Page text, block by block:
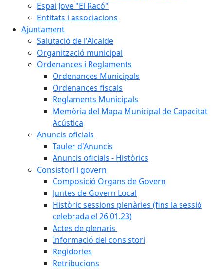
Espai Jove "El Racó"
Entitats i associacions
Ajuntament
Salutació de l'Alcalde
Organització municipal
Ordenances i Reglaments
Ordenances Municipals
Ordenances fiscals
Reglaments Municipals
Memòria del Mapa Municipal de Capacitat
Acústica
Anuncis oficials
Tauler d'Anuncis
Anuncis oficials - Històrics
Consistori i govern
Composició Organs de Govern
Juntes de Govern Local
Històric sessions plenàries (fins la sessió
celebrada el 26.01.23)
Actes de plenaris
Informació del consistori
Regidories
Retribucions